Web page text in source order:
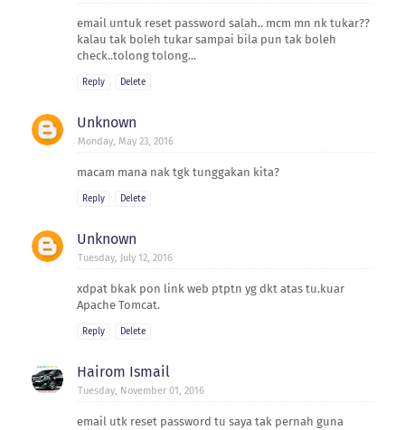
email untuk reset password salah.. mcm mn nk tukar??
kalau tak boleh tukar sampai bila pun tak boleh
check..tolong tolong...
Reply Delete
Unknown
Monday, May 23, 2016
macam mana nak tgk tunggakan kita?
Reply Delete
Unknown
Tuesday, July 12, 2016
xdpat bkak pon link web ptptn yg dkt atas tu.kuar
Apache Tomcat.
Reply Delete
Hairom Ismail
Tuesday, November 01, 2016
email utk reset password tu saya tak pernah guna